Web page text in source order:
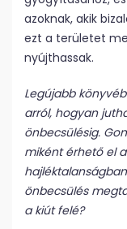
azoknak, akik
ezt a területet
nyújthassak.
Legújabb
arról, hogyan
önbecsülésig.
miként érhető el
önbecsülés
a kiút felé?